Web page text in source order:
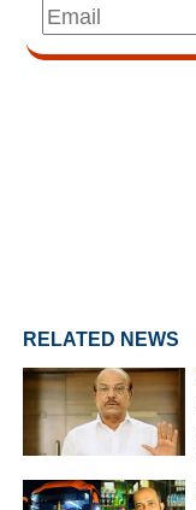
RELATED NEWS